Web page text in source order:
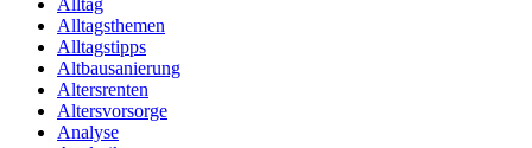
Alltag
Alltagsthemen
Alltagstipps
Altbausanierung
Altersrenten
Altersvorsorge
Analyse